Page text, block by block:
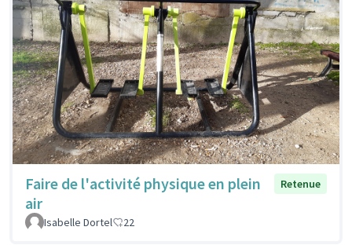
Faire de l'activité physique en plein
air
Retenue
Isabelle Dortel 22